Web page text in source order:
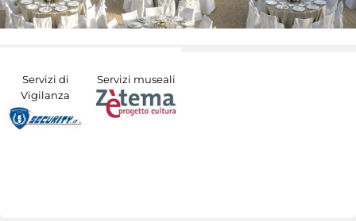
Servizi di
Vigilanza
Servizi museali